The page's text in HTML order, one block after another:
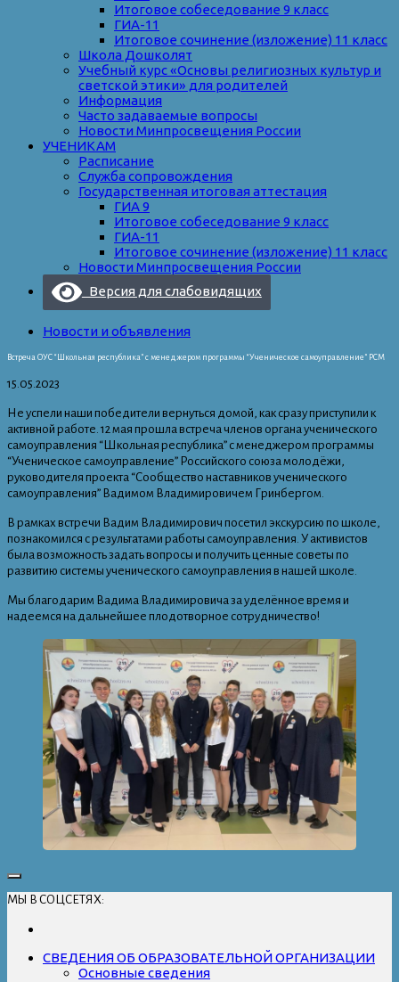
Итоговое собеседование 9 класс
ГИА-11
Итоговое сочинение (изложение) 11 класс
Школа Дошколят
Учебный курс «Основы религиозных культур и
светской этики» для родителей
Информация
Часто задаваемые вопросы
Новости Минпросвещения России
УЧЕНИКАМ
Расписание
Служба сопровождения
Государственная итоговая аттестация
ГИА 9
Итоговое собеседование 9 класс
ГИА-11
Итоговое сочинение (изложение) 11 класс
Новости Минпросвещения России
Версия для слабовидящих
Новости и объявления
Встреча ОУС “Школьная республика” с менеджером программы “Ученическое самоуправление” РСМ
15.05.2023
Не успели наши победители вернуться домой, как сразу приступили к
активной работе. 12 мая прошла встреча членов органа ученического
самоуправления “Школьная республика” с менеджером программы
“Ученическое самоуправление” Российского союза молодёжи,
руководителя проекта “Сообщество наставников ученического
самоуправления” Вадимом Владимировичем Гринбергом.
В рамках встречи Вадим Владимирович посетил экскурсию по школе,
познакомился с результатами работы самоуправления. У активистов
была возможность задать вопросы и получить ценные советы по
развитию системы ученического самоуправления в нашей школе.
Мы благодарим Вадима Владимировича за уделённое время и
надеемся на дальнейшее плодотворное сотрудничество!
МЫ В СОЦСЕТЯХ:
СВЕДЕНИЯ ОБ ОБРАЗОВАТЕЛЬНОЙ ОРГАНИЗАЦИИ
Основные сведения